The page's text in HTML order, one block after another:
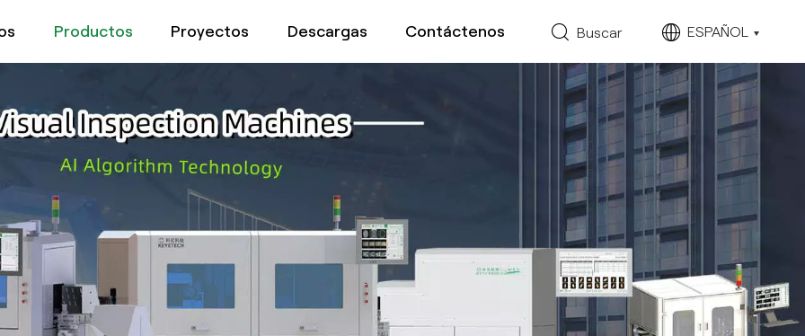
Productos Proyectos Descargas Contáctenos Buscar ESPAÑOL